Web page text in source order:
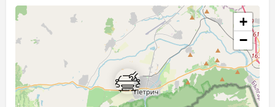
+
−